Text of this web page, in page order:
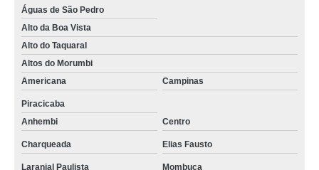
Águas de São Pedro
Alto da Boa Vista
Alto do Taquaral
Altos do Morumbi
Americana
Campinas
Piracicaba
Anhembi
Centro
Charqueada Elias Fausto
Laranjal Paulista Mombuca